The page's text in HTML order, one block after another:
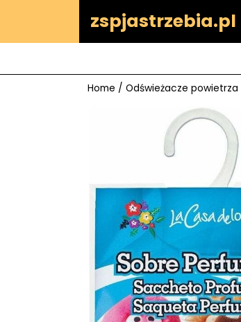
zspjastrzebia.pl
Home / Odświeżacze powietrza